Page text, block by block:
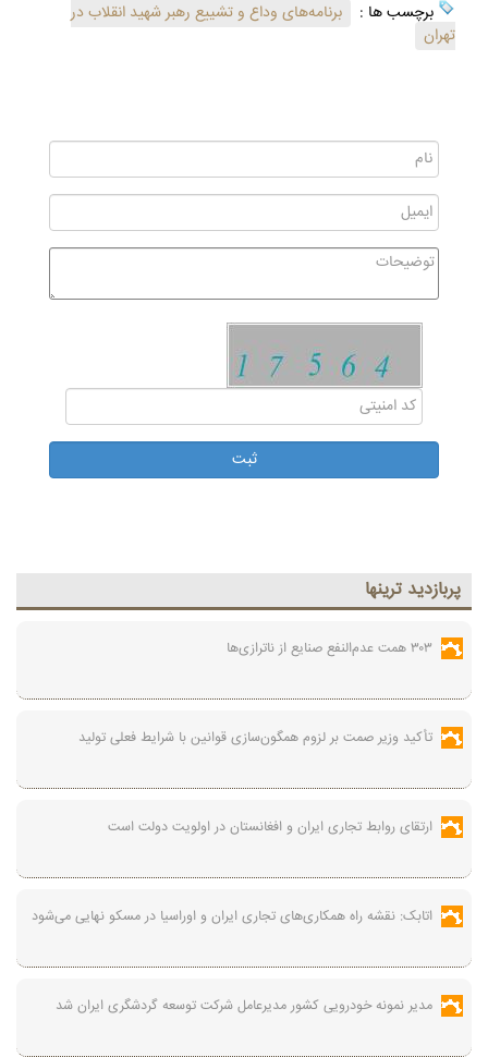
برچسب ها :
برنامه‌های وداع و تشییع رهبر شهید انقلاب در
تهران
پربازديد ترينها
۳۰۳ همت عدم‌النفع صنایع از ناترازی‌ها
تأکید وزیر صمت بر لزوم همگون‌سازی قوانین با شرایط فعلی تولید
ارتقای روابط تجاری ایران و افغانستان در اولویت دولت است
اتابک: نقشه راه همکاری‌های تجاری ایران و اوراسیا در مسکو نهایی می‌شود
مدیر نمونه خودرویی کشور مدیرعامل شرکت توسعه گردشگری ایران شد